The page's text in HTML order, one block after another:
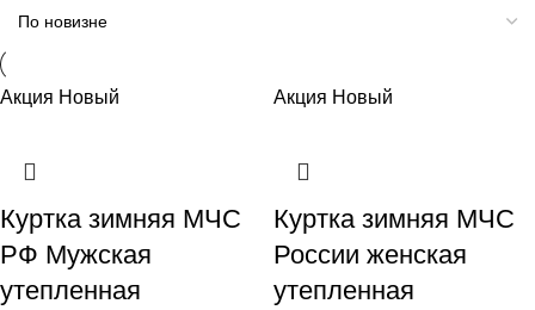
Акция Новый
Куртка зимняя МЧС
РФ Мужская
утепленная
Акция Новый
Куртка зимняя МЧС
России женская
утепленная